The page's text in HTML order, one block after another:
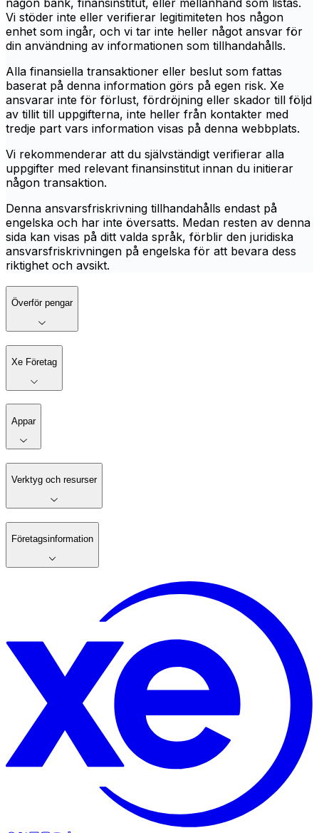
någon bank, finansinstitut, eller mellanhand som listas.
Vi stöder inte eller verifierar legitimiteten hos någon
enhet som ingår, och vi tar inte heller något ansvar för
din användning av informationen som tillhandahålls.
Alla finansiella transaktioner eller beslut som fattas
baserat på denna information görs på egen risk. Xe
ansvarar inte för förlust, fördröjning eller skador till följd
av tillit till uppgifterna, inte heller från kontakter med
tredje part vars information visas på denna webbplats.
Vi rekommenderar att du självständigt verifierar alla
uppgifter med relevant finansinstitut innan du initierar
någon transaktion.
Denna ansvarsfriskrivning tillhandahålls endast på
engelska och har inte översatts. Medan resten av denna
sida kan visas på ditt valda språk, förblir den juridiska
ansvarsfriskrivningen på engelska för att bevara dess
riktighet och avsikt.
Överför pengar
Xe Företag
Appar
Verktyg och resurser
Företagsinformation